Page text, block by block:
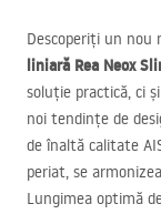
Descoperiți un nou
liniară Rea Neox
soluție practică, ci
noi tendințe de
de înaltă calitate
periat, se
Lungimea optimă